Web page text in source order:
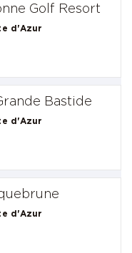
Golf Resort
d'Azur
Bastide
d'Azur
d'Azur